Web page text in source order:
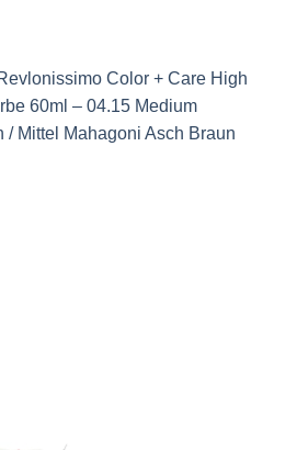
Color + Care High
60ml – 04.15 Medium
/ Mittel Mahagoni Asch Braun